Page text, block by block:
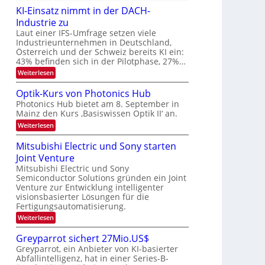
e
t
s
t
a
r
k
e
s
W
a
c
h
s
t
u
m
i
m
e
r
s
t
e
n
H
a
b
j
a
9
.
W
E
-
H
e
r
a
u
s
-
S
e
m
i
n
a
r
KI-Einsatz nimmt in der DACH-
Industrie zu
Laut einer IFS-Umfrage setzen viele
Industrieunternehmen in Deutschland,
Österreich und der Schweiz bereits KI ein:
43% befinden sich in der Pilotphase, 27%…
Weiterlesen:
K
-
E
i
n
s
a
t
z
n
i
m
m
t
i
n
d
e
r
D
A
C
Optik-Kurs von Photonics Hub
Photonics Hub bietet am 8. September in
Mainz den Kurs ‚Basiswissen Optik II‘ an.
Weiterlesen:
O
p
t
i
k
-
K
u
r
s
v
o
P
h
o
Mitsubishi Electric und Sony starten
Joint Venture
Mitsubishi Electric und Sony
Semiconductor Solutions gründen ein Joint
Venture zur Entwicklung intelligenter
visionsbasierter Lösungen für die
Fertigungsautomatisierung.
Weiterlesen:
M
t
s
u
Greyparrot sichert 27Mio.US$
Greyparrot, ein Anbieter von KI-basierter
Abfallintelligenz, hat in einer Series-B-